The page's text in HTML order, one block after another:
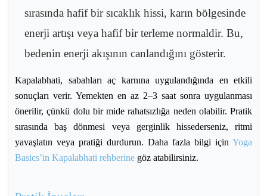
sırasında hafif bir sıcaklık hissi, karın bölgesinde
enerji artışı veya hafif bir terleme normaldir. Bu,
bedenin enerji akışının canlandığını gösterir.
Kapalabhati, sabahları aç karnına uygulandığında en etkili
sonuçları verir. Yemekten en az 2–3 saat sonra uygulanması
önerilir, çünkü dolu bir mide rahatsızlığa neden olabilir. Pratik
sırasında baş dönmesi veya gerginlik hissederseniz, ritmi
yavaşlatın veya pratiği durdurun. Daha fazla bilgi için Yoga
Basics’in Kapalabhati rehberine göz atabilirsiniz.